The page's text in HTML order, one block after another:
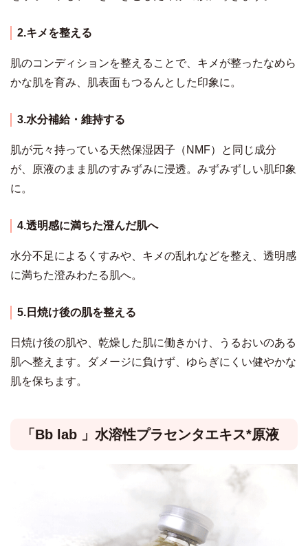
2.キメを整える
肌のコンディションを整えることで、キメが整ったなめら
かな肌を育み、肌表面もつるんとした印象に。
3.水分補給・維持する
肌が元々持っている天然保湿因子（NMF）と同じ成分
が、原液のまま肌のすみずみに浸透。みずみずしい肌印象
に。
4.透明感に満ちた澄んだ肌へ
水分不足によるくすみや、キメの乱れなどを整え、透明感
に満ちた澄みわたる肌へ。
5.日焼け後の肌を整える
日焼け後の肌や、乾燥した肌に働きかけ、うるおいのある
肌へ整えます。ダメージに負けず、ゆらぎにくい健やかな
肌を保ちます。
「Bb lab 」水溶性プラセンタエキス*原液